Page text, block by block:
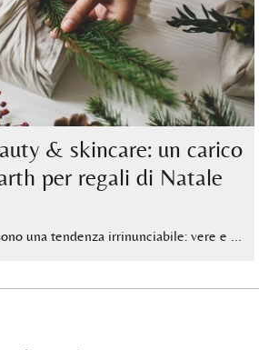
& skincare: un carico
per regali di Natale
una tendenza irrinunciabile: vere e …